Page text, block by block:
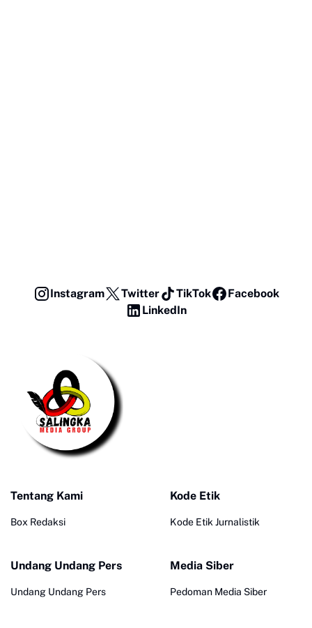
Instagram Twitter TikTok
Facebook
LinkedIn
Tentang Kami
Box Redaksi
Kode Etik
Kode Etik Jurnalistik
Undang Undang Pers
Undang Undang Pers
Media Siber
Pedoman Media Siber